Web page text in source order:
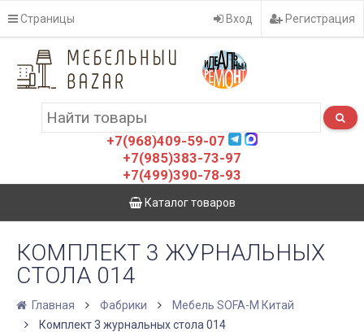
Страницы Вход Регистрация
+7(968)409-59-07
+7(985)383-73-97
+7(499)390-78-93
Каталог товаров
КОМПЛЕКТ 3 ЖУРНАЛЬНЫХ
СТОЛА 014
Главная Фабрики
Мебель SOFA-M Китай
Комплект 3 журнальных стола 014